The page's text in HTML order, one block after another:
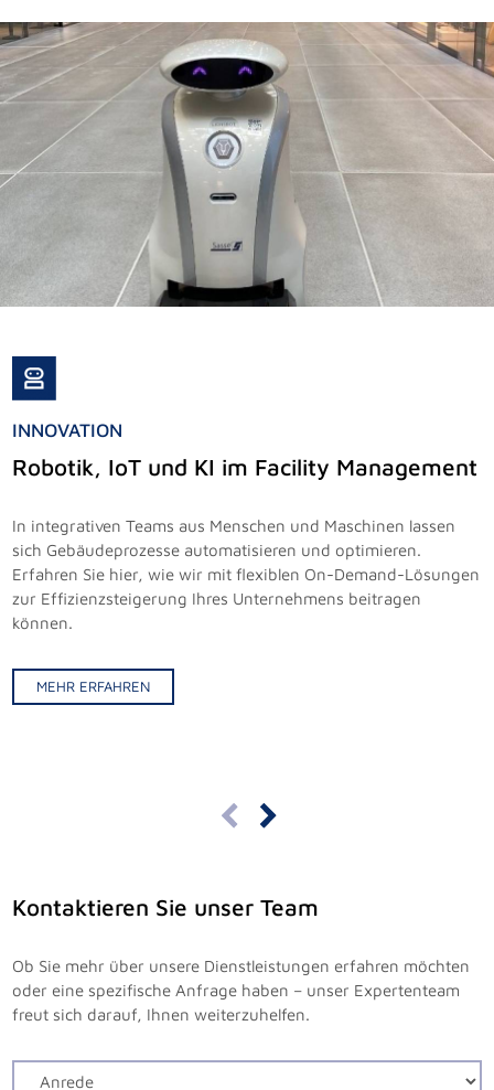
INNOVATION
Robotik, IoT und KI im Facility Management
In integrativen Teams aus Menschen und Maschinen lassen
sich Gebäudeprozesse automatisieren und optimieren.
Erfahren Sie hier, wie wir mit flexiblen On-Demand-Lösungen
zur Effizienzsteigerung Ihres Unternehmens beitragen
können.
MEHR ERFAHREN
Potenziale richtig nutzen: Bauen im
MEHR ERFAHREN
Kontaktieren Sie unser Team
Ob Sie mehr über unsere Dienstleistungen erfahren möchten
oder eine spezifische Anfrage haben – unser Expertenteam
freut sich darauf, Ihnen weiterzuhelfen.